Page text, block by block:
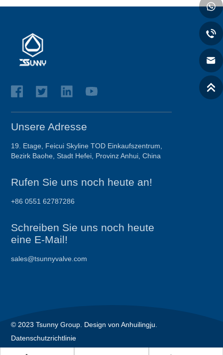
Unsere Adresse
19. Etage, Feicui Skyline TOD Einkaufszentrum,
Bezirk Baohe, Stadt Hefei, Provinz Anhui, China
Rufen Sie uns noch heute an!
+86 0551 62787286
Schreiben Sie uns noch heute
eine E-Mail!
sales@tsunnyvalve.com
© 2023 Tsunny Group. Design von Anhuilingju.
Datenschutzrichtlinie